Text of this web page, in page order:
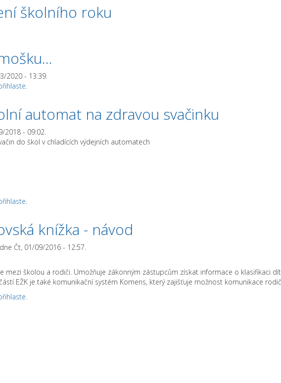
školního roku
2020 - 13:39.
.
automat na zdravou svačinku
2018 - 09:02.
do škol v chladících výdejních automatech
na zdravou svačinku
.
knížka - návod
dne Čt, 01/09/2016 - 12:57.
mezi školou a rodiči. Umožňuje zákonným zástupcům získat informace o klasifikaci
EŽK je také komunikační systém Komens, který zajišťuje možnost komunikace
- návod.